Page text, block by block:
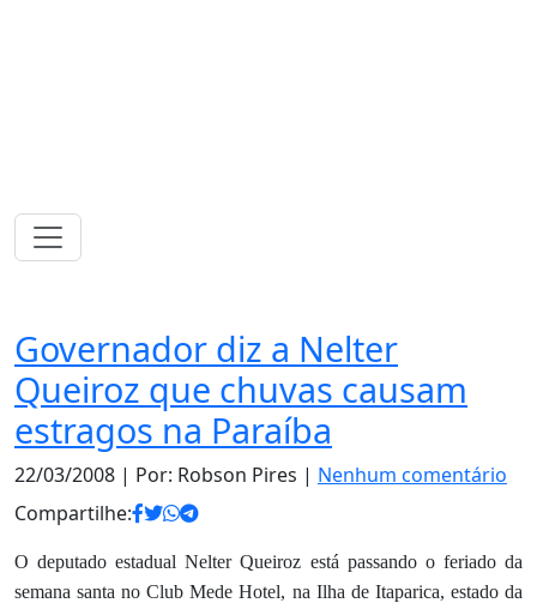
Governador diz a Nelter
Queiroz que chuvas causam
estragos na Paraíba
22/03/2008 | Por: Robson Pires | Nenhum comentário
Compartilhe:
O deputado estadual Nelter Queiroz está passando o feriado da
semana santa no Club Mede Hotel, na Ilha de Itaparica, estado da